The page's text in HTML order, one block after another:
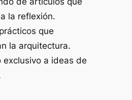
la reflexión.
que
la arquitectura.
exclusivo a ideas de